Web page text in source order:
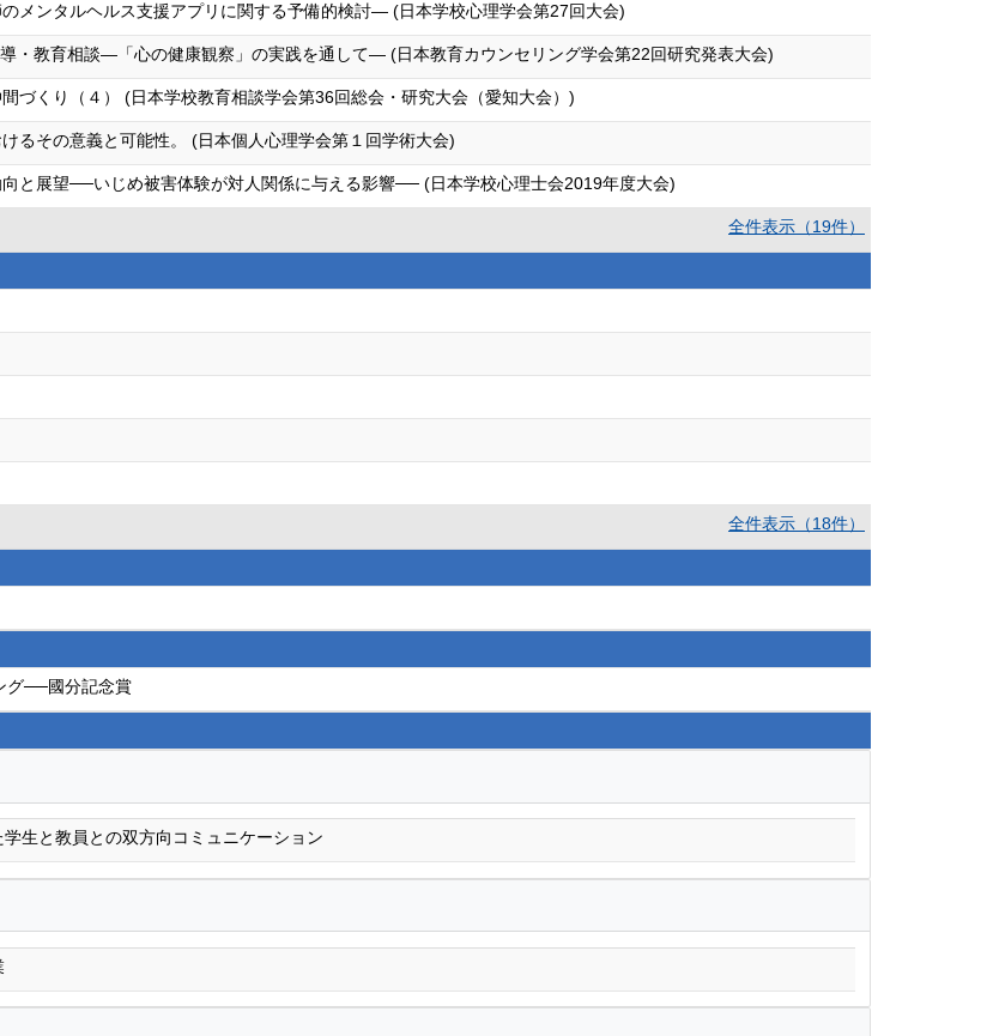
メンタルヘルス支援アプリに関する予備的検討― (日本学校心理学会第27回大会)
・教育相談―「心の健康観察」の実践を通して― (日本教育カウンセリング学会第22回研究発表大会)
づくり（４） (日本学校教育相談学会第36回総会・研究大会（愛知大会）)
るその意義と可能性。 (日本個人心理学会第１回学術大会)
と展望──いじめ被害体験が対人関係に与える影響── (日本学校心理士会2019年度大会)
全件表示（19件）
全件表示（18件）
グ──國分記念賞
学生と教員との双方向コミュニケーション